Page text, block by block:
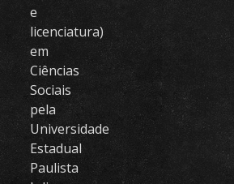
e
licenciatura)
em
Ciências
Sociais
pela
Universidade
Estadual
Paulista